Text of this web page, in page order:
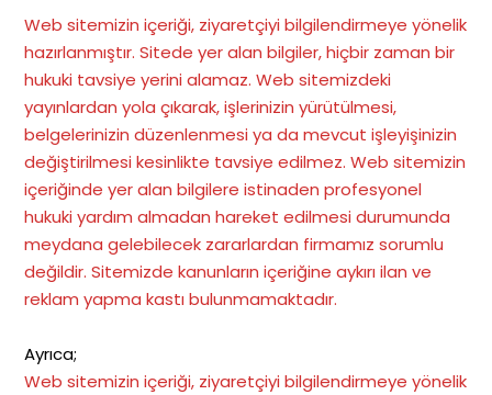
Web sitemizin içeriği, ziyaretçiyi bilgilendirmeye yönelik
hazırlanmıştır. Sitede yer alan bilgiler, hiçbir zaman bir
hukuki tavsiye yerini alamaz. Web sitemizdeki
yayınlardan yola çıkarak, işlerinizin yürütülmesi,
belgelerinizin düzenlenmesi ya da mevcut işleyişinizin
değiştirilmesi kesinlikte tavsiye edilmez. Web sitemizin
içeriğinde yer alan bilgilere istinaden profesyonel
hukuki yardım almadan hareket edilmesi durumunda
meydana gelebilecek zararlardan firmamız sorumlu
değildir. Sitemizde kanunların içeriğine aykırı ilan ve
reklam yapma kastı bulunmamaktadır.
Ayrıca;
Web sitemizin içeriği, ziyaretçiyi bilgilendirmeye yönelik